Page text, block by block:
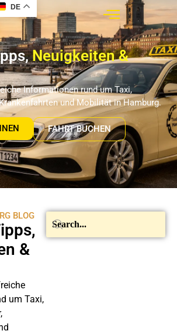
DE
Neuigkeiten &
Informationen rund um Taxi,
und Mobilität in Hamburg.
FAHRT BUCHEN
BLOG
&
um Taxi,